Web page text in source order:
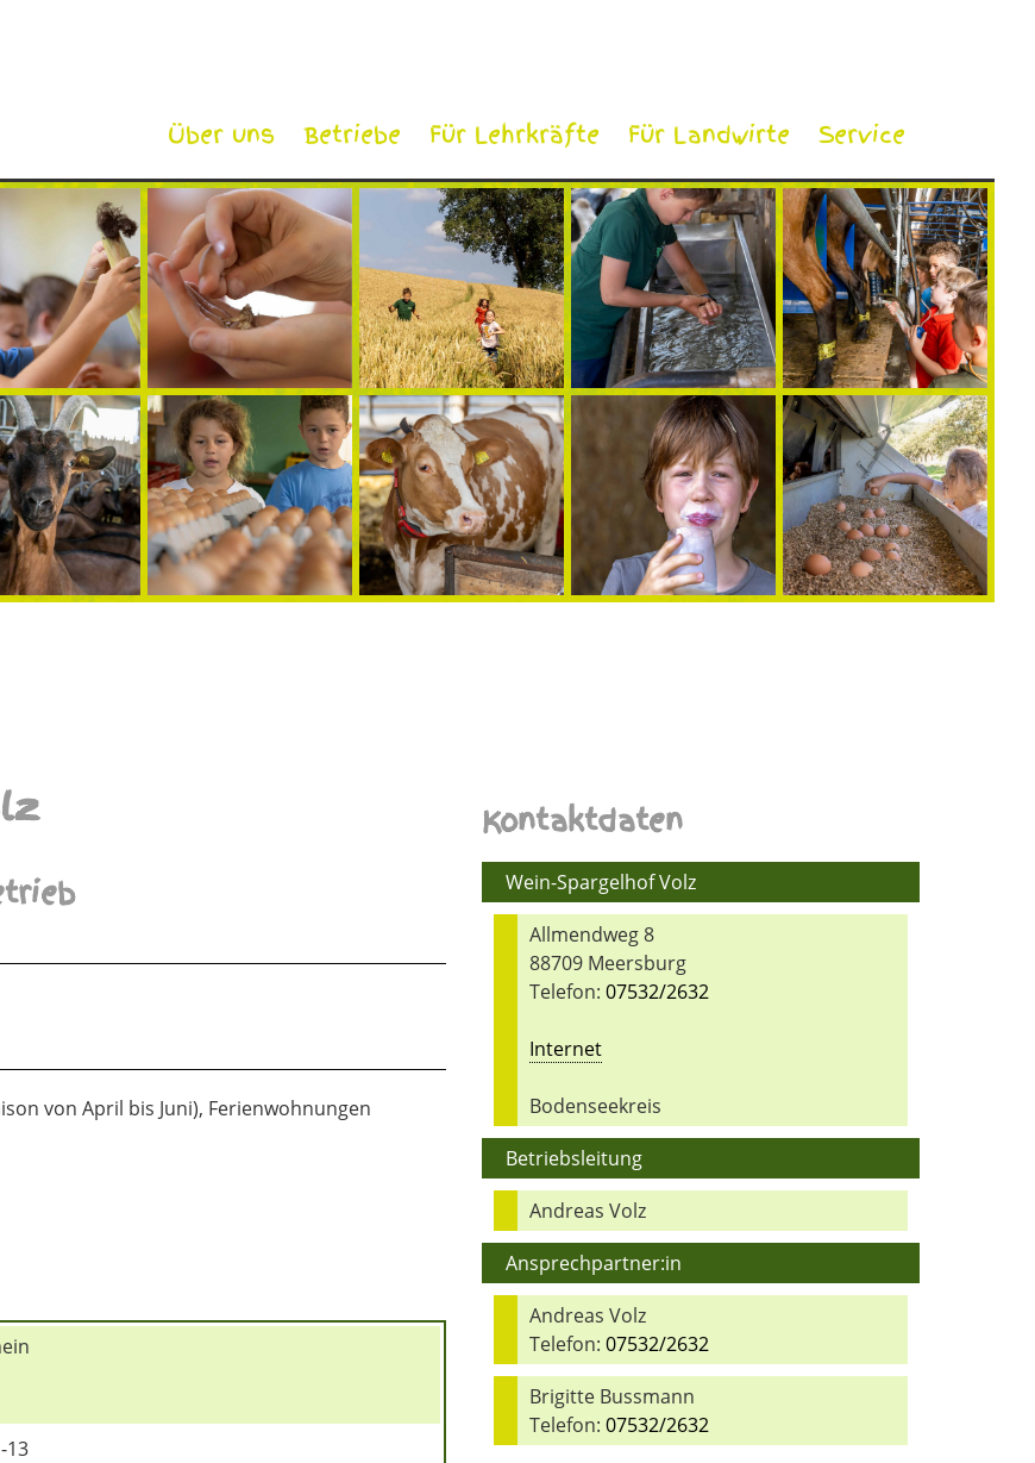
Über uns Betriebe Für Lehrkräfte Für Landwirte Service
von April bis Juni), Ferienwohnungen
13
Kontaktdaten
Wein-Spargelhof Volz
Allmendweg 8
88709 Meersburg
Telefon:07532/2632
Internet
Bodenseekreis
Betriebsleitung
Andreas Volz
Ansprechpartner:in
Andreas Volz
Telefon:07532/2632
Brigitte Bussmann
Telefon:07532/2632